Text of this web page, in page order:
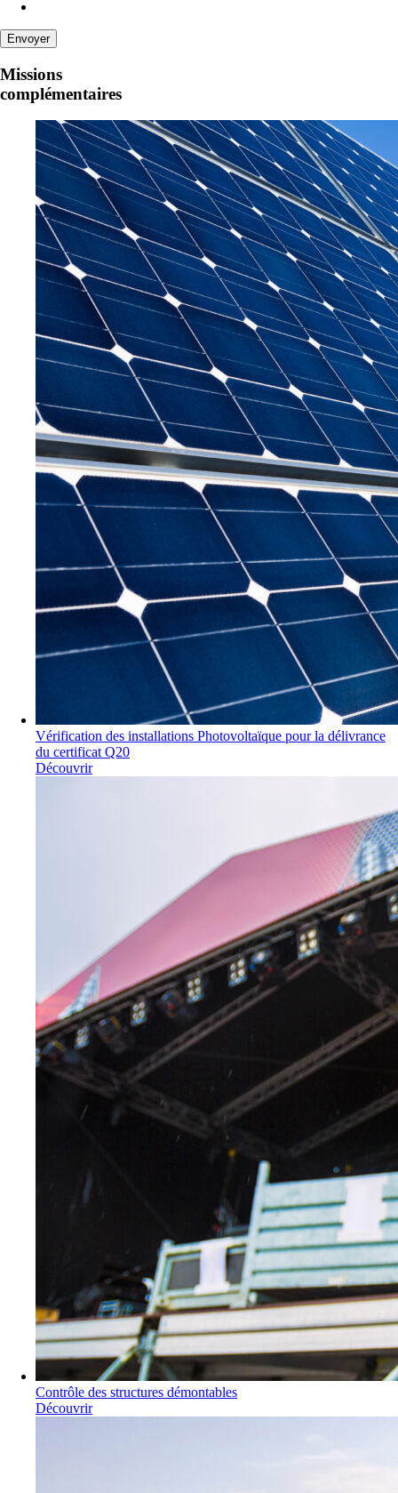
Missions
complémentaires
Vérification des installations Photovoltaïque pour la délivrance
du certificat Q20
Découvrir
Contrôle des structures démontables
Découvrir